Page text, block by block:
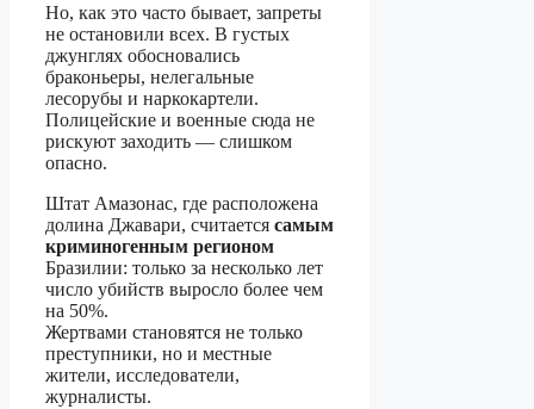
Но, как это часто бывает, запреты
не остановили всех. В густых
джунглях обосновались
браконьеры, нелегальные
лесорубы и наркокартели.
Полицейские и военные сюда не
рискуют заходить — слишком
опасно.
Штат Амазонас, где расположена
долина Джавари, считается самым
криминогенным регионом
Бразилии: только за несколько лет
число убийств выросло более чем
на 50%.
Жертвами становятся не только
преступники, но и местные
жители, исследователи,
журналисты.